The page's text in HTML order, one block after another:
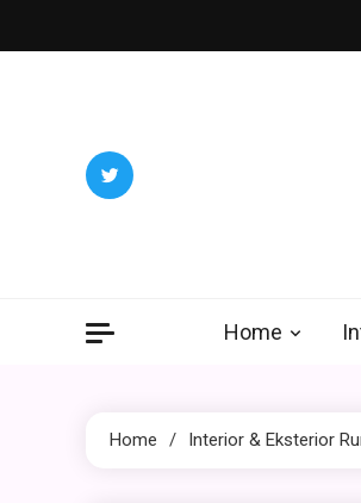
to
Home
Home Interior & Eksterior